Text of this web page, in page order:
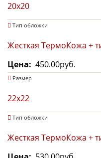
20x20
Тип обложки
Жесткая ТермоКожа +
Цена
450.00руб.
Размер
22х22
Тип обложки
Жесткая ТермоКожа +